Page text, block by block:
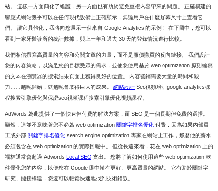
站。 這樣一方面簡化了維護，另一方面也有助於避免重複內容帶來的問題。 正確構建的
響應式網站幾乎可以在任何現代設備上正確顯示，無論用戶在什麼屏幕尺寸上查看它
們。 讓它具體化，我將向您展示一個來自 Google Analytics 的示例！ 在下圖中，您可以
看到一家牙醫診所的統計數據，與上一年和過去 30 天的登錄情況進行比較。
我們相信撰寫高質量的內容和公關文章的力量，而不是廉價購買的反向鏈接。 我們設計
您的內容策略，以滿足您的目標受眾的需求，並使您使用基於 web optimization 原則編寫
的文本在瀏覽器的搜索結果頁面上獲得良好的位置。 內容營銷需要大量的時間和毅
力……越晚開始，就越晚會取得巨大的成果。 網站設計 Seo視頻培訓google analytics課
程搜索引擎優化與保證seo視頻課程搜索引擎優化視頻課程。
AdWords 為此提供了一個快速但付費的解決方案，而 SEO 是一個長期但免費的選擇。
顯然，這並不意味著您不必為 web optimization 關鍵字排名優化 付費，因為如果內部員
工或外部 關鍵字排名優化 search engine optimization 專家在網站上工作，那麼他的薪水
必須包含在 web optimization 的實際回報中。 但從長遠來看，花在 web optimization 上的
福林通常會超過 Adwords
Local SEO 支出。 您將了解如何使用這些 web optimization 軟
件優化您的內容，以便您在 Google 眼中擁有更好、更高質量的網站。 它有助於關鍵字
研究、鏈接構建，您還可以輕鬆快速地找到技術錯誤。